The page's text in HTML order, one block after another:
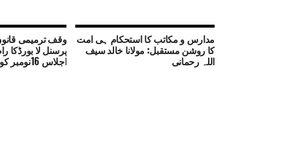
مدارس و مکاتب کا استحکام ہی امت
کا روشن مستقبل: مولانا خالد سیف
اللہ رحمانی
وقف ترمیمی
پرسنل لا بورڈکا
اجلاس 16نومبر کو